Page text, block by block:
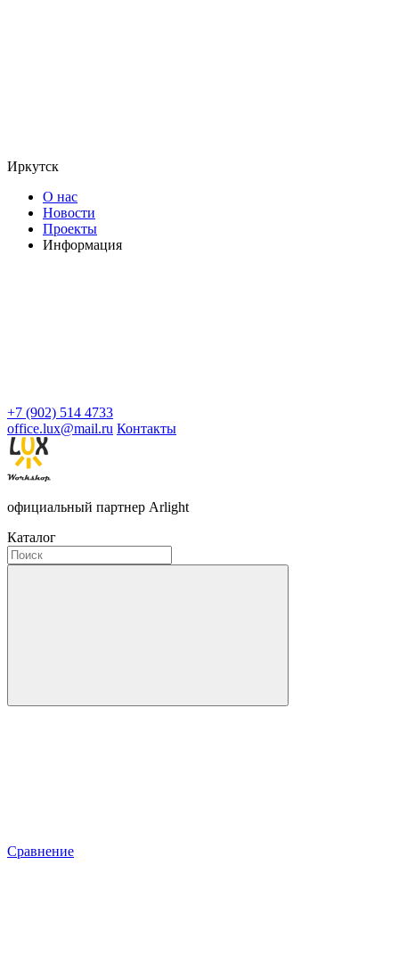
Иркутск
О нас
Новости
Проекты
Информация
+7 (902) 514 4733
office.lux@mail.ru Контакты
официальный партнер Arlight
Каталог
Сравнение